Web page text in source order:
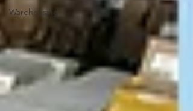
Warehousing